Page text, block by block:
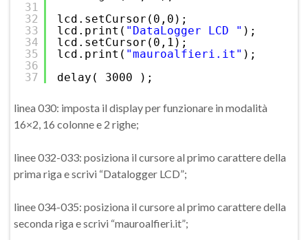
31
32
33
34
35
36
37
lcd.setCursor(0,0);
lcd.print( "DataLogger LCD " );
lcd.setCursor(0,1);
lcd.print( "mauroalfieri.it" );
delay( 3000 );
linea 030: imposta il display per funzionare in modalità
16×2, 16 colonne e 2 righe;
linee 032-033: posiziona il cursore al primo carattere della
prima riga e scrivi “Datalogger LCD”;
linee 034-035: posiziona il cursore al primo carattere della
seconda riga e scrivi “mauroalfieri.it”;